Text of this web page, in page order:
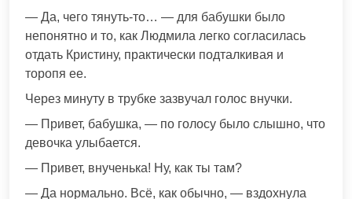
— Да, чего тянуть-то… — для бабушки было
непонятно и то, как Людмила легко согласилась
отдать Кристину, практически подталкивая и
торопя ее.
Через минуту в трубке зазвучал голос внучки.
— Привет, бабушка, — по голосу было слышно, что
девочка улыбается.
— Привет, внученька! Ну, как ты там?
— Да нормально. Всё, как обычно, — вздохнула